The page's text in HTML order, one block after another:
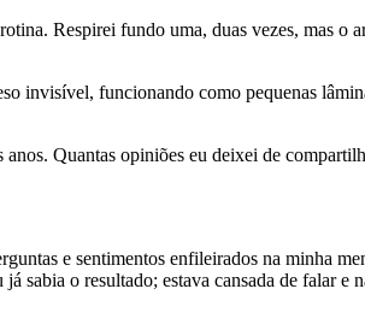
Respirei fundo uma, duas vezes, mas o
invisível, funcionando como pequenas
Quantas opiniões eu deixei de
e sentimentos enfileirados na minha
sabia o resultado; estava cansada de falar e